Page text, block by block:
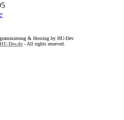
& Hosting by HU-Dev
Dev.de - All rights reserved.